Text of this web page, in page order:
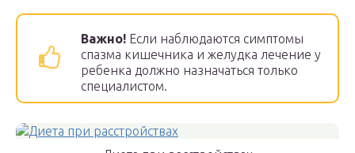
Важно! Если наблюдаются симптомы
спазма кишечника и желудка лечение у
ребенка должно назначаться только
специалистом.